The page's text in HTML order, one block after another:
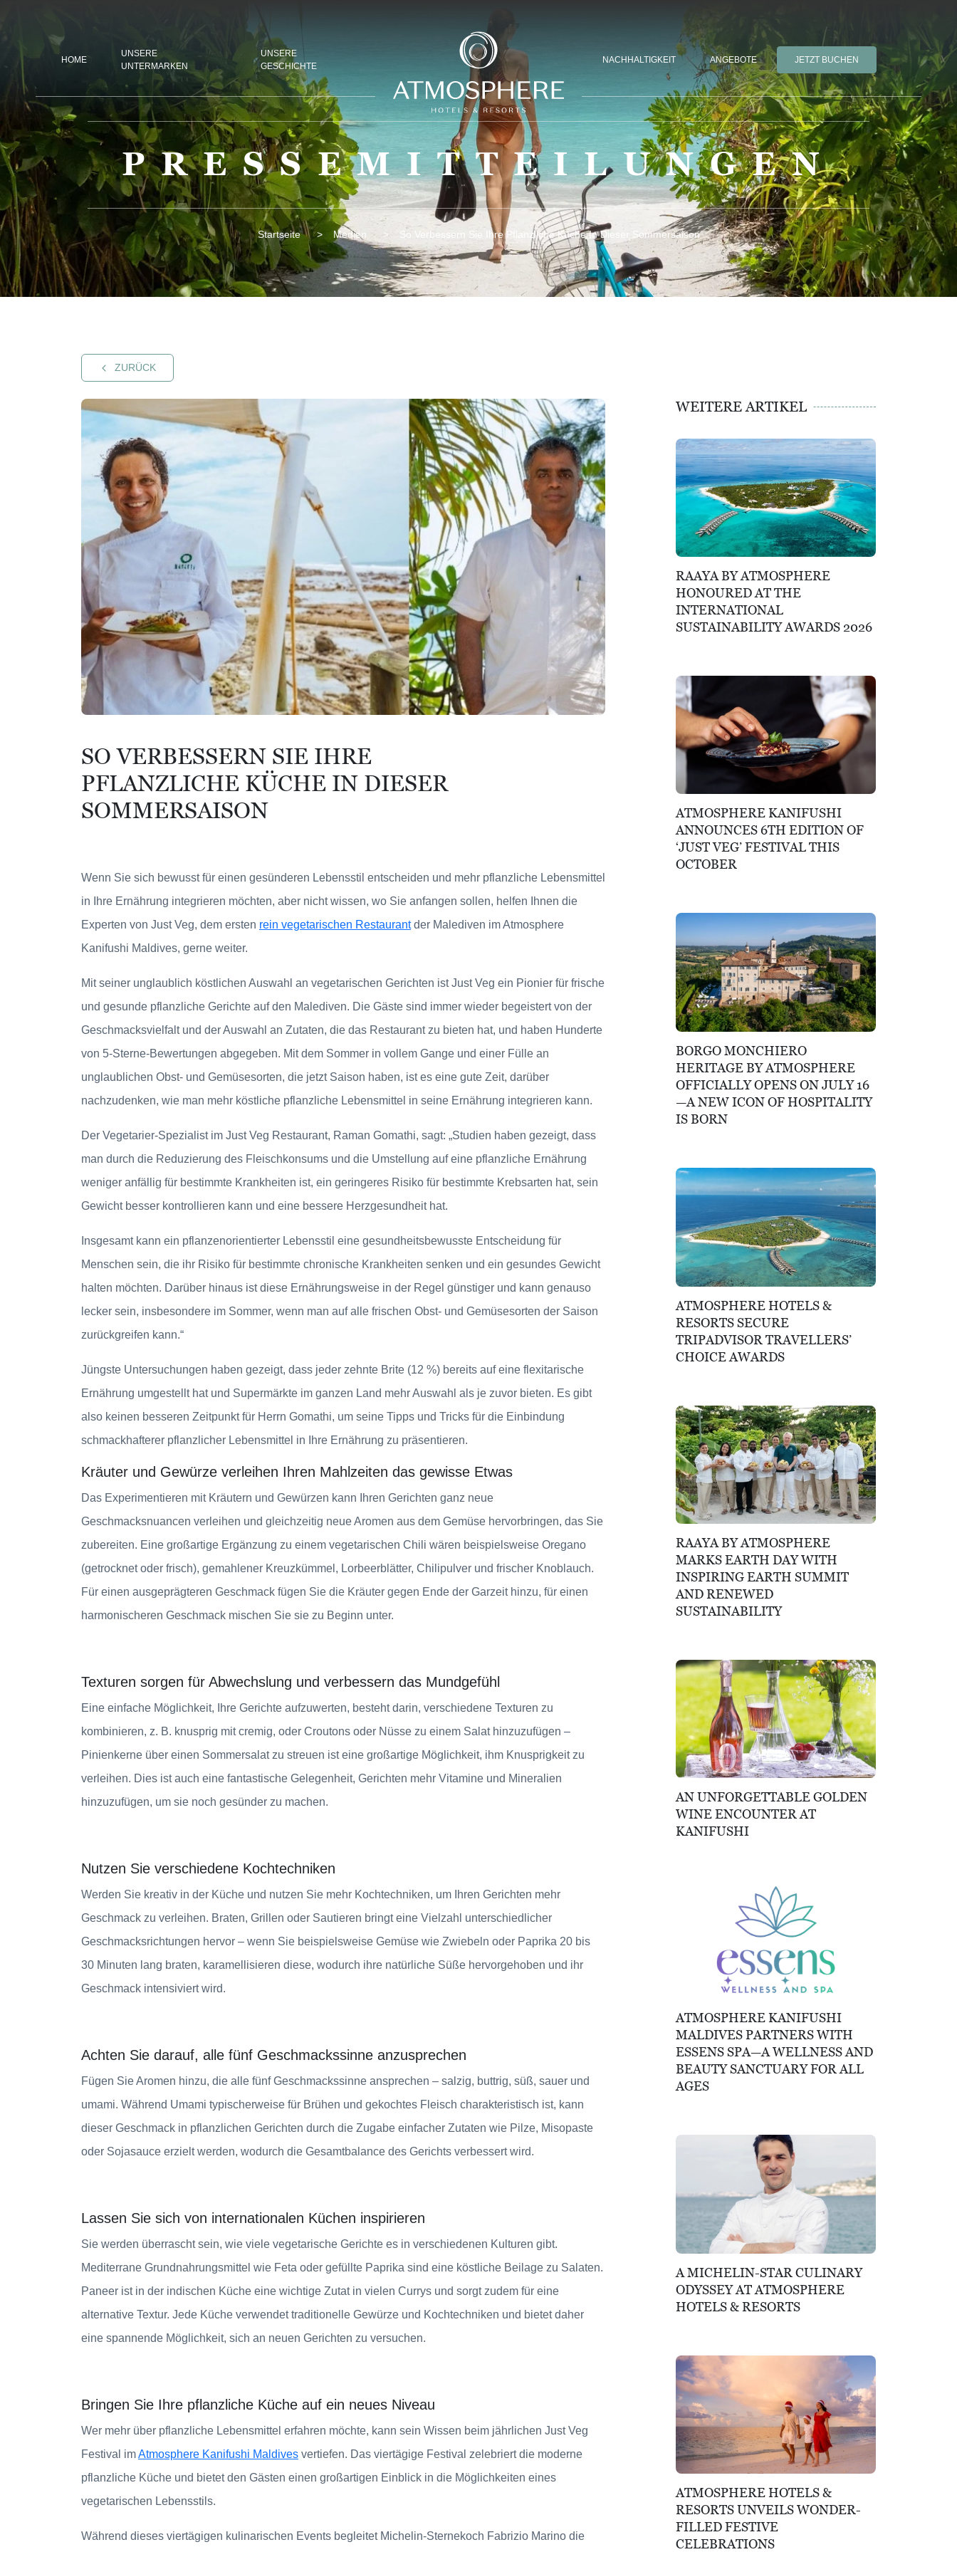
HOME
UNSERE
UNTERMARKEN
UNSERE
GESCHICHTE
NACHHALTIGKEIT ANGEBOTE JETZT BUCHEN
PRESSEMITTEILUNGEN
Startseite Medien So Verbessern Sie Ihre Pflanzliche Küche In Dieser Sommersaison
ZURÜCK
SO VERBESSERN SIE IHRE
PFLANZLICHE KÜCHE IN DIESER
SOMMERSAISON
Wenn Sie sich bewusst für einen gesünderen Lebensstil entscheiden und mehr pflanzliche Lebensmittel
in Ihre Ernährung integrieren möchten, aber nicht wissen, wo Sie anfangen sollen, helfen Ihnen die
Experten von Just Veg, dem ersten rein vegetarischen Restaurantder Malediven im Atmosphere
Kanifushi Maldives, gerne weiter.
Mit seiner unglaublich köstlichen Auswahl an vegetarischen Gerichten ist Just Veg ein Pionier für frische
und gesunde pflanzliche Gerichte auf den Malediven. Die Gäste sind immer wieder begeistert von der
Geschmacksvielfalt und der Auswahl an Zutaten, die das Restaurant zu bieten hat, und haben Hunderte
von 5-Sterne-Bewertungen abgegeben. Mit dem Sommer in vollem Gange und einer Fülle an
unglaublichen Obst- und Gemüsesorten, die jetzt Saison haben, ist es eine gute Zeit, darüber
nachzudenken, wie man mehr köstliche pflanzliche Lebensmittel in seine Ernährung integrieren kann.
Der Vegetarier-Spezialist im Just Veg Restaurant, Raman Gomathi, sagt: „Studien haben gezeigt, dass
man durch die Reduzierung des Fleischkonsums und die Umstellung auf eine pflanzliche Ernährung
weniger anfällig für bestimmte Krankheiten ist, ein geringeres Risiko für bestimmte Krebsarten hat, sein
Gewicht besser kontrollieren kann und eine bessere Herzgesundheit hat.
Insgesamt kann ein pflanzenorientierter Lebensstil eine gesundheitsbewusste Entscheidung für
Menschen sein, die ihr Risiko für bestimmte chronische Krankheiten senken und ein gesundes Gewicht
halten möchten. Darüber hinaus ist diese Ernährungsweise in der Regel günstiger und kann genauso
lecker sein, insbesondere im Sommer, wenn man auf alle frischen Obst- und Gemüsesorten der Saison
zurückgreifen kann.“
Jüngste Untersuchungen haben gezeigt, dass jeder zehnte Brite (12 %) bereits auf eine flexitarische
Ernährung umgestellt hat und Supermärkte im ganzen Land mehr Auswahl als je zuvor bieten. Es gibt
also keinen besseren Zeitpunkt für Herrn Gomathi, um seine Tipps und Tricks für die Einbindung
schmackhafterer pflanzlicher Lebensmittel in Ihre Ernährung zu präsentieren.
Kräuter und Gewürze verleihen Ihren Mahlzeiten das gewisse Etwas
Das Experimentieren mit Kräutern und Gewürzen kann Ihren Gerichten ganz neue
Geschmacksnuancen verleihen und gleichzeitig neue Aromen aus dem Gemüse hervorbringen, das Sie
zubereiten. Eine großartige Ergänzung zu einem vegetarischen Chili wären beispielsweise Oregano
(getrocknet oder frisch), gemahlener Kreuzkümmel, Lorbeerblätter, Chilipulver und frischer Knoblauch.
Für einen ausgeprägteren Geschmack fügen Sie die Kräuter gegen Ende der Garzeit hinzu, für einen
harmonischeren Geschmack mischen Sie sie zu Beginn unter.
Texturen sorgen für Abwechslung und verbessern das Mundgefühl
Eine einfache Möglichkeit, Ihre Gerichte aufzuwerten, besteht darin, verschiedene Texturen zu
kombinieren, z. B. knusprig mit cremig, oder Croutons oder Nüsse zu einem Salat hinzuzufügen –
Pinienkerne über einen Sommersalat zu streuen ist eine großartige Möglichkeit, ihm Knusprigkeit zu
verleihen. Dies ist auch eine fantastische Gelegenheit, Gerichten mehr Vitamine und Mineralien
hinzuzufügen, um sie noch gesünder zu machen.
Nutzen Sie verschiedene Kochtechniken
Werden Sie kreativ in der Küche und nutzen Sie mehr Kochtechniken, um Ihren Gerichten mehr
Geschmack zu verleihen. Braten, Grillen oder Sautieren bringt eine Vielzahl unterschiedlicher
Geschmacksrichtungen hervor – wenn Sie beispielsweise Gemüse wie Zwiebeln oder Paprika 20 bis
30 Minuten lang braten, karamellisieren diese, wodurch ihre natürliche Süße hervorgehoben und ihr
Geschmack intensiviert wird.
Achten Sie darauf, alle fünf Geschmackssinne anzusprechen
Fügen Sie Aromen hinzu, die alle fünf Geschmackssinne ansprechen – salzig, buttrig, süß, sauer und
umami. Während Umami typischerweise für Brühen und gekochtes Fleisch charakteristisch ist, kann
dieser Geschmack in pflanzlichen Gerichten durch die Zugabe einfacher Zutaten wie Pilze, Misopaste
oder Sojasauce erzielt werden, wodurch die Gesamtbalance des Gerichts verbessert wird.
Lassen Sie sich von internationalen Küchen inspirieren
Sie werden überrascht sein, wie viele vegetarische Gerichte es in verschiedenen Kulturen gibt.
Mediterrane Grundnahrungsmittel wie Feta oder gefüllte Paprika sind eine köstliche Beilage zu Salaten.
Paneer ist in der indischen Küche eine wichtige Zutat in vielen Currys und sorgt zudem für eine
alternative Textur. Jede Küche verwendet traditionelle Gewürze und Kochtechniken und bietet daher
eine spannende Möglichkeit, sich an neuen Gerichten zu versuchen.
Bringen Sie Ihre pflanzliche Küche auf ein neues Niveau
Wer mehr über pflanzliche Lebensmittel erfahren möchte, kann sein Wissen beim jährlichen Just Veg
Festival imAtmosphere Kanifushi Maldives vertiefen. Das viertägige Festival zelebriert die moderne
pflanzliche Küche und bietet den Gästen einen großartigen Einblick in die Möglichkeiten eines
vegetarischen Lebensstils.
Während dieses viertägigen kulinarischen Events begleitet Michelin-Sternekoch Fabrizio Marino die
WEITERE ARTIKEL
RAAYA BY ATMOSPHERE
HONOURED AT THE
INTERNATIONAL
SUSTAINABILITY AWARDS 2026
ATMOSPHERE KANIFUSHI
ANNOUNCES 6TH EDITION OF
‘JUST VEG’ FESTIVAL THIS
OCTOBER
BORGO MONCHIERO
HERITAGE BY ATMOSPHERE
OFFICIALLY OPENS ON JULY 16
—A NEW ICON OF HOSPITALITY
IS BORN
ATMOSPHERE HOTELS &
RESORTS SECURE
TRIPADVISOR TRAVELLERS’
CHOICE AWARDS
RAAYA BY ATMOSPHERE
MARKS EARTH DAY WITH
INSPIRING EARTH SUMMIT
AND RENEWED
SUSTAINABILITY
AN UNFORGETTABLE GOLDEN
WINE ENCOUNTER AT
KANIFUSHI
ATMOSPHERE KANIFUSHI
MALDIVES PARTNERS WITH
ESSENS SPA—A WELLNESS AND
BEAUTY SANCTUARY FOR ALL
AGES
A MICHELIN-STAR CULINARY
ODYSSEY AT ATMOSPHERE
HOTELS & RESORTS
ATMOSPHERE HOTELS &
RESORTS UNVEILS WONDER-
FILLED FESTIVE
CELEBRATIONS